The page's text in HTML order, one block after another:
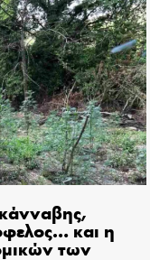
και η
των